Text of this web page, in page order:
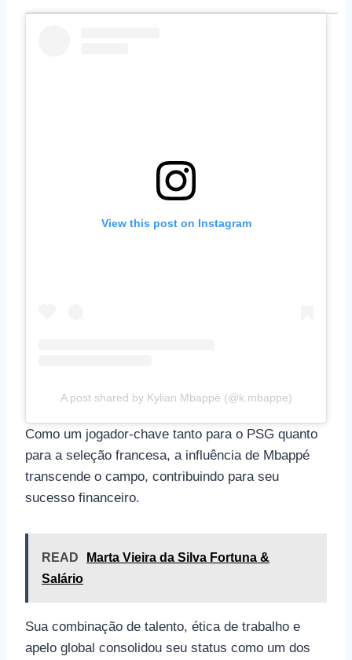
View this post on Instagram
A post shared by Kylian Mbappé (@k.mbappe)
Como um jogador-chave tanto para o PSG quanto
para a seleção francesa, a influência de Mbappé
transcende o campo, contribuindo para seu
sucesso financeiro.
READ
Marta Vieira da Silva Fortuna &
Salário
Sua combinação de talento, ética de trabalho e
apelo global consolidou seu status como um dos